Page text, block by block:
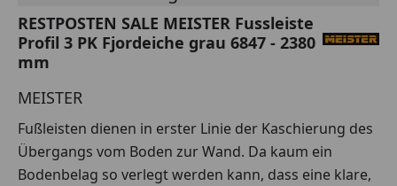
RESTPOSTEN SALE MEISTER Fussleiste
Profil 3 PK Fjordeiche grau 6847 - 2380
mm
MEISTER
Fußleisten dienen in erster Linie der Kaschierung des
Übergangs vom Boden zur Wand. Da kaum ein
Bodenbelag so verlegt werden kann, dass eine klare,